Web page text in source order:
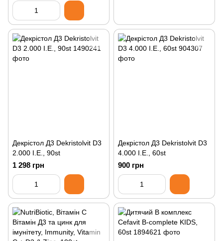
Декрістол Д3 Dekristolvit D3
2.000 I.E., 90st
1 298 грн
Декрістол Д3 Dekristolvit D3
4.000 I.E., 60st
900 грн